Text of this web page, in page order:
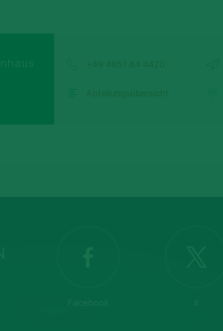
+49 4651 84 4420
Abteilungsübersicht